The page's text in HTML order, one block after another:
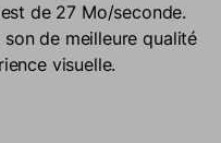
de 27 Mo/seconde.
de meilleure qualité
visuelle.
fenêtre.